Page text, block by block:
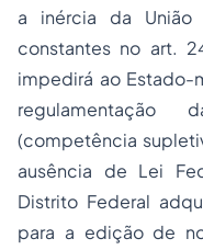
a inércia da União
constantes no art.
impedirá ao Estado-
regulamentação
(competência
ausência de Lei
Distrito Federal
para a edição de